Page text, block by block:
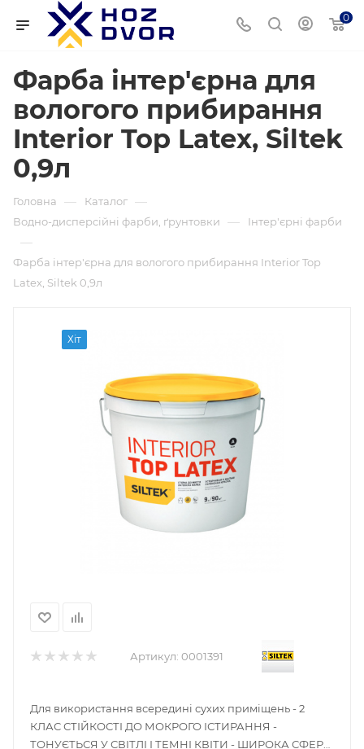
0
Фарба інтер'єрна для
вологого прибирання
Interior Top Latex, Siltek
0,9л
Головна — Каталог —
Водно-дисперсійні фарби, ґрунтовки — Інтер'єрні фарби
—
Фарба інтер'єрна для вологого прибирання Interior Top
Latex, Siltek 0,9л
Хіт
Артикул: 0001391
Для використання всередині сухих приміщень - 2
КЛАС СТІЙКОСТІ ДО МОКРОГО ІСТИРАННЯ -
ТОНУЄТЬСЯ У СВІТЛІ І ТЕМНІ КВІТИ - ШИРОКА СФЕРА